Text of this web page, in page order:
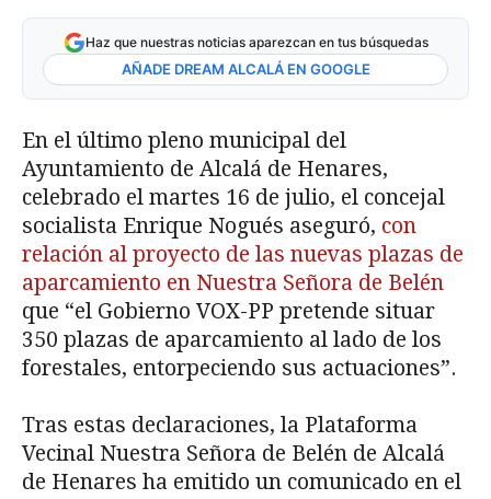
Haz que nuestras noticias aparezcan en tus búsquedas
AÑADE DREAM ALCALÁ EN GOOGLE
En el último pleno municipal del
Ayuntamiento de Alcalá de Henares,
celebrado el martes 16 de julio, el concejal
socialista Enrique Nogués aseguró, con
relación al proyecto de las nuevas plazas de
aparcamiento en Nuestra Señora de Belén
que “el Gobierno VOX-PP pretende situar
350 plazas de aparcamiento al lado de los
forestales, entorpeciendo sus actuaciones”.
Tras estas declaraciones, la Plataforma
Vecinal Nuestra Señora de Belén de Alcalá
de Henares ha emitido un comunicado en el